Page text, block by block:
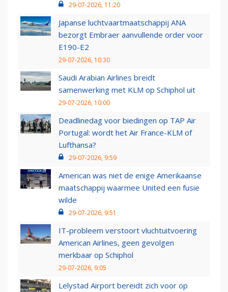
29-07-2026, 11:20
Japanse luchtvaartmaatschappij ANA
bezorgt Embraer aanvullende order voor
E190-E2
29-07-2026, 10:30
Saudi Arabian Airlines breidt
samenwerking met KLM op Schiphol uit
29-07-2026, 10:00
Deadlinedag voor biedingen op TAP Air
Portugal: wordt het Air France-KLM of
Lufthansa?
29-07-2026, 9:59
American was niet de enige Amerikaanse
maatschappij waarmee United een fusie
wilde
29-07-2026, 9:51
IT-probleem verstoort vluchtuitvoering
American Airlines, geen gevolgen
merkbaar op Schiphol
29-07-2026, 9:05
Lelystad Airport bereidt zich voor op